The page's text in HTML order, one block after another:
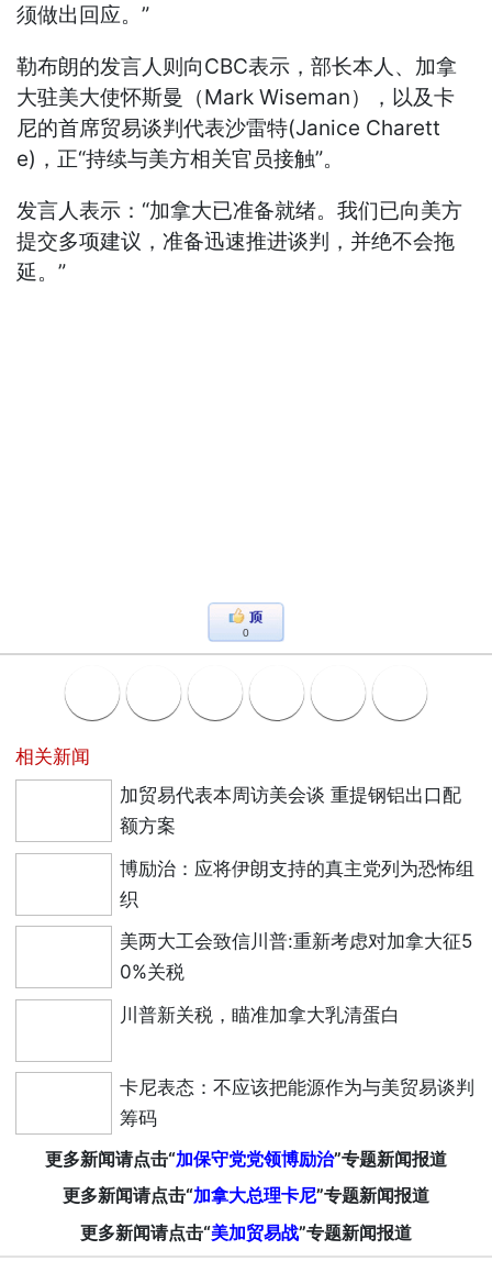
须做出回应。”
勒布朗的发言人则向CBC表示，部长本人、加拿
大驻美大使怀斯曼（Mark Wiseman），以及卡
尼的首席贸易谈判代表沙雷特(Janice Charett
e)，正“持续与美方相关官员接触”。
发言人表示：“加拿大已准备就绪。我们已向美方
提交多项建议，准备迅速推进谈判，并绝不会拖
延。”
0
相关新闻
加贸易代表本周访美会谈 重提钢铝出口配
额方案
博励治：应将伊朗支持的真主党列为恐怖组
织
美两大工会致信川普:重新考虑对加拿大征5
0%关税
川普新关税，瞄准加拿大乳清蛋白
卡尼表态：不应该把能源作为与美贸易谈判
筹码
更多新闻请点击“加保守党党领博励治”专题新闻报道
更多新闻请点击“加拿大总理卡尼”专题新闻报道
更多新闻请点击“美加贸易战”专题新闻报道